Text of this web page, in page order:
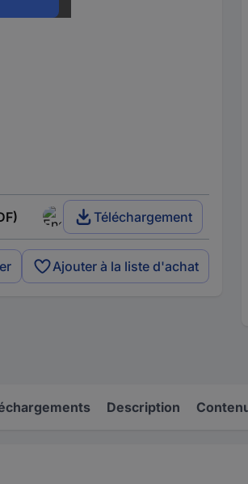
Téléchargement
Ajouter à la liste d'achat
Description